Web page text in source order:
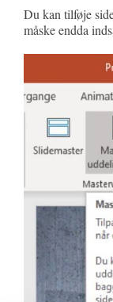
Du kan tilføje
måske endda